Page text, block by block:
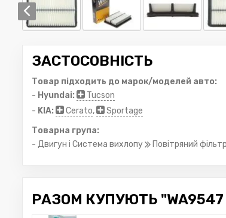
ЗАСТОСОВНІСТЬ
Товар підходить до марок/моделей авто:
- Hyundai:
Tucson
- KIA: Cerato,
Sportage
Товарна група:
- Двигун і Система вихлопу
Повітряний фільтр
РАЗОМ КУПУЮТЬ "WA9547